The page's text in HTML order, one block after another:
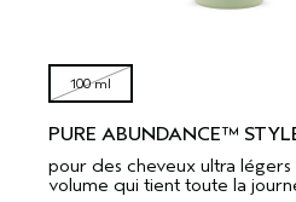
100 ml
PURE ABUNDANCE™
pour des cheveux ultra légers
volume qui tient toute la